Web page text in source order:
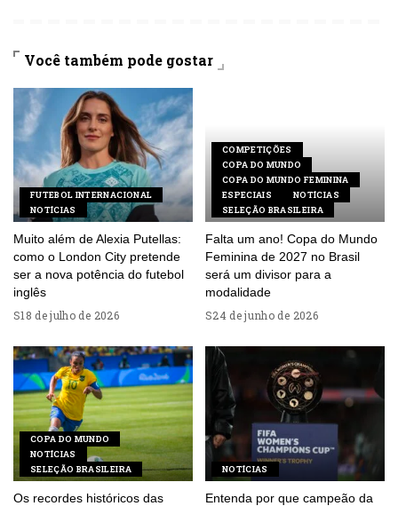
Você também pode gostar
FUTEBOL INTERNACIONAL
NOTÍCIAS
Muito além de Alexia Putellas:
como o London City pretende
ser a nova potência do futebol
inglês
18 de julho de 2026
COMPETIÇÕES
COPA DO MUNDO
COPA DO MUNDO FEMININA
ESPECIAIS
NOTÍCIAS
SELEÇÃO BRASILEIRA
Falta um ano! Copa do Mundo
Feminina de 2027 no Brasil
será um divisor para a
modalidade
24 de junho de 2026
COPA DO MUNDO
NOTÍCIAS
SELEÇÃO BRASILEIRA
Os recordes históricos das
NOTÍCIAS
Entenda por que campeão da